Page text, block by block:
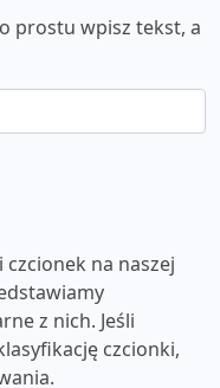
prostu wpisz tekst, a
na naszej
z nich. Jeśli
czcionki,